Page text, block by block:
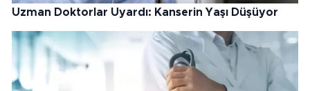
Uzman Doktorlar Uyardı: Kanserin Yaşı Düşüyor